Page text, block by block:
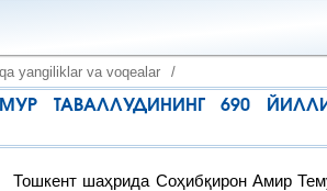
yangiliklar va voqealar /
ТАВАЛЛУДИНИНГ 690
Тошкент шаҳрида Соҳибқирон Амир